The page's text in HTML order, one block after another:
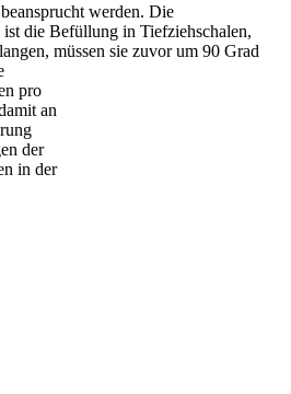
werden. Die
die Befüllung in Tiefziehschalen,
müssen sie zuvor um 90 Grad
pro
an
der
in der